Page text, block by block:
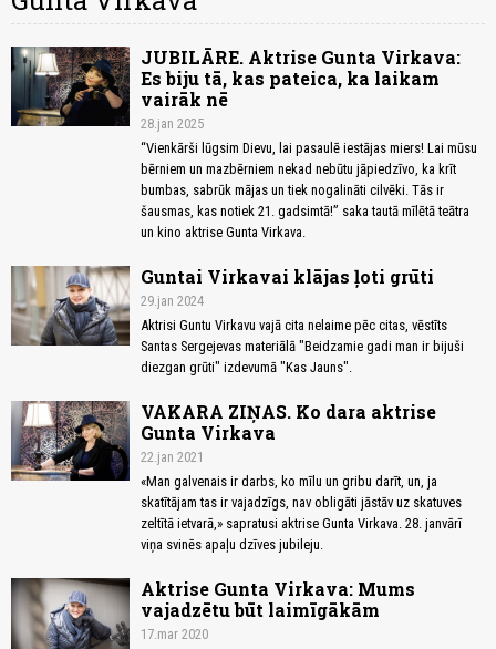
JUBILĀRE. Aktrise Gunta Virkava:
Es biju tā, kas pateica, ka laikam
vairāk nē
28.jan 2025
“Vienkārši lūgsim Dievu, lai pasaulē iestājas miers! Lai mūsu
bērniem un mazbērniem nekad nebūtu jāpiedzīvo, ka krīt
bumbas, sabrūk mājas un tiek nogalināti cilvēki. Tās ir
šausmas, kas notiek 21. gadsimtā!” saka tautā mīlētā teātra
un kino aktrise Gunta Virkava.
Guntai Virkavai klājas ļoti grūti
29.jan 2024
Aktrisi Guntu Virkavu vajā cita nelaime pēc citas, vēstīts
Santas Sergejevas materiālā "Beidzamie gadi man ir bijuši
diezgan grūti" izdevumā "Kas Jauns".
VAKARA ZIŅAS. Ko dara aktrise
Gunta Virkava
22.jan 2021
«Man galvenais ir darbs, ko mīlu un gribu darīt, un, ja
skatītājam tas ir vajadzīgs, nav obligāti jāstāv uz skatuves
zeltītā ietvarā,» sapratusi aktrise Gunta Virkava. 28. janvārī
viņa svinēs apaļu dzīves jubileju.
Aktrise Gunta Virkava: Mums
vajadzētu būt laimīgākām
17.mar 2020